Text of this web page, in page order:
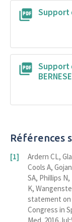
Support
Support
Références
Ardern CL,
Cools A,
SA, Phillips
K,
statement
Congress in